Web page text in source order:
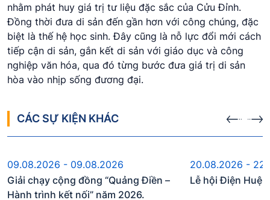
nhằm phát huy giá trị tư liệu đặc sắc của Cửu Đỉnh.
Đồng thời đưa di sản đến gần hơn với công chúng, đặc
biệt là thế hệ học sinh. Đây cũng là nỗ lực đổi mới cách
tiếp cận di sản, gắn kết di sản với giáo dục và công
nghiệp văn hóa, qua đó từng bước đưa giá trị di sản
hòa vào nhịp sống đương đại.
CÁC SỰ KIỆN KHÁC
Sự kiện sắp diễn ra
09.08.2026 - 09.08.2026
Giải chạy cộng đồng “Quảng Điền –
Hành trình kết nối” năm 2026.
Sự kiện
20.08.2026 -
Lễ hội Điện Huệ